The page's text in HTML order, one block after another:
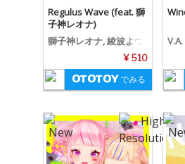
Regulus Wave (feat. 獅
子神レオナ)
獅子神レオナ, 綾波よつ
¥ 510
でみる
V.A.